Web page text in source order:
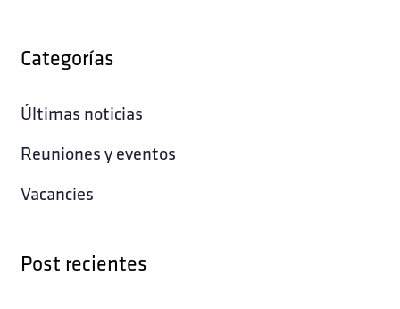
Categorías
Últimas noticias
Reuniones y eventos
Vacancies
Post recientes